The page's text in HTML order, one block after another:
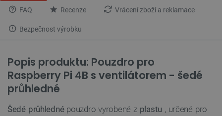
FAQ Recenze Vrácení zboží a reklamace
Bezpečnost výrobku
Popis produktu: Pouzdro pro
Raspberry Pi 4B s ventilátorem - šedé
průhledné
Šedé průhlednépouzdro vyrobené z plastu , určené pro